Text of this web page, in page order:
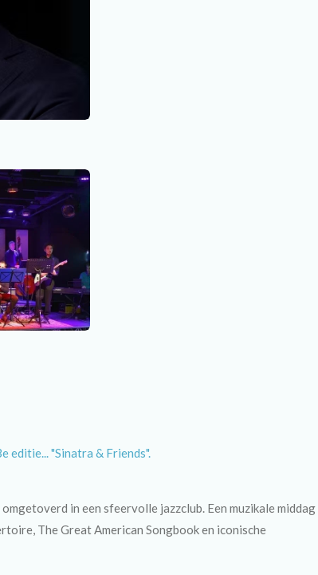
editie... "Sinatra & Friends".
in een sfeervolle jazzclub. Een muzikale middag
The Great American Songbook en iconische